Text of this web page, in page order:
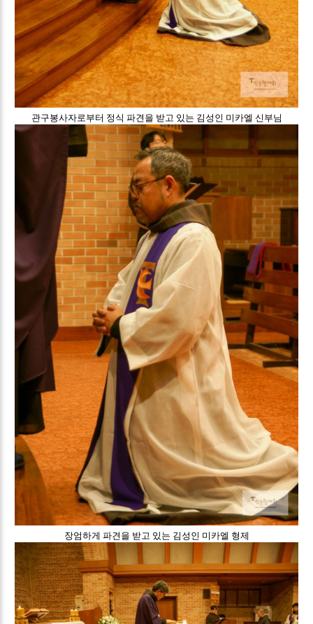
관구봉사자로부터 정식 파견을 받고 있는 김성인 미카엘 신부님
장엄하게 파견을 받고 있는 김성인 미카엘 형제